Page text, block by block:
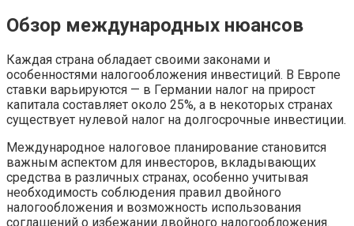
Обзор международных нюансов
Каждая страна обладает своими законами и
особенностями налогообложения инвестиций. В Европе
ставки варьируются — в Германии налог на прирост
капитала составляет около 25%, а в некоторых странах
существует нулевой налог на долгосрочные инвестиции.
Международное налоговое планирование становится
важным аспектом для инвесторов, вкладывающих
средства в различных странах, особенно учитывая
необходимость соблюдения правил двойного
налогообложения и возможность использования
соглашений о избежании двойного налогообложения.